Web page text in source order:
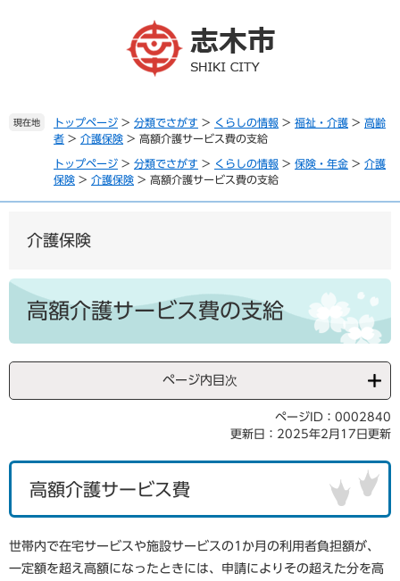
現在地 トップページ > 分類でさがす > くらしの情報 > 福祉・介護 > 高齢
者 > 介護保険 > 高額介護サービス費の支給
トップページ > 分類でさがす > くらしの情報 > 保険・年金 > 介護
保険 > 介護保険 > 高額介護サービス費の支給
介護保険
本
高額介護サービス費の支給
ページ内目次
ページID：0002840
更新日：2025年2月17日更新
高額介護サービス費
世帯内で在宅サービスや施設サービスの1か月の利用者負担額が、
一定額を超え高額になったときには、申請によりその超えた分を高